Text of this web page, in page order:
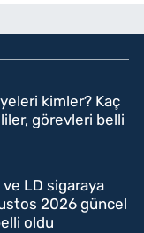
kimler? Kaç
görevleri belli
LD sigaraya
2026 güncel
oldu